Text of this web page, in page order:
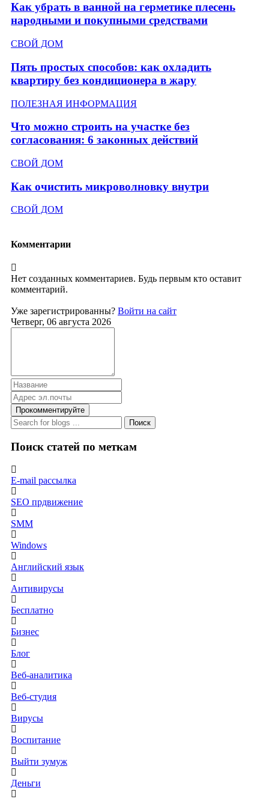
Как убрать в ванной на герметике плесень
народными и покупными средствами
СВОЙ ДОМ
Пять простых способов: как охладить
квартиру без кондиционера в жару
ПОЛЕЗНАЯ ИНФОРМАЦИЯ
Что можно строить на участке без
согласования: 6 законных действий
СВОЙ ДОМ
Как очистить микроволновку внутри
СВОЙ ДОМ
Комментарии
Нет созданных комментариев. Будь первым кто оставит
комментарий.
Уже зарегистрированны? Войти на сайт
Четверг, 06 августа 2026
Прокомментируйте
Поиск
Поиск статей по меткам
E-mail рассылка
SEO прдвижение
SMM
Windows
Английский язык
Антивирусы
Бесплатно
Бизнес
Блог
Веб-аналитика
Веб-студия
Вирусы
Воспитание
Выйти зумуж
Деньги